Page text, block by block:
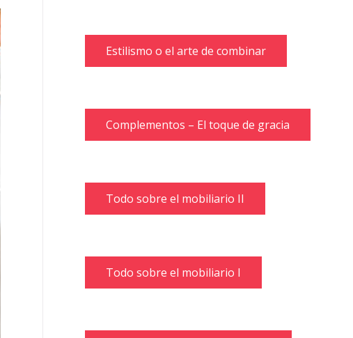
Estilismo o el arte de combinar
Complementos – El toque de gracia
Todo sobre el mobiliario II
Todo sobre el mobiliario I